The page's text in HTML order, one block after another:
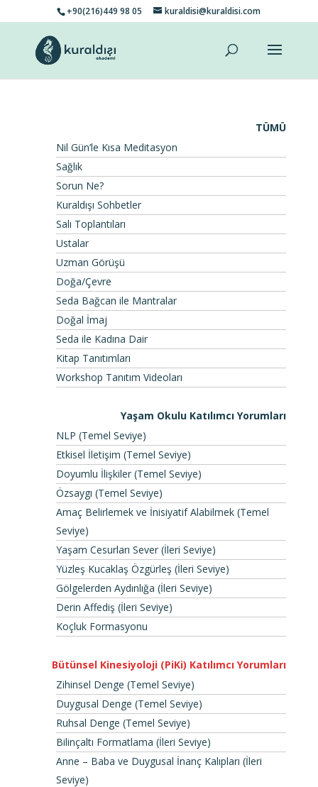
+90(216)449 98 05 kuraldisi@kuraldisi.com
TÜMÜ
Nil Gün’le Kısa Meditasyon
Sağlık
Sorun Ne?
Kuraldışı Sohbetler
Salı Toplantıları
Ustalar
Uzman Görüşü
Doğa/Çevre
Seda Bağcan ile Mantralar
Doğal İmaj
Seda ile Kadına Dair
Kitap Tanıtımları
Workshop Tanıtım Videoları
Yaşam Okulu Katılımcı Yorumları
NLP (Temel Seviye)
Etkisel İletişim (Temel Seviye)
Doyumlu İlişkiler (Temel Seviye)
Özsaygı (Temel Seviye)
Amaç Belirlemek ve İnisiyatif Alabilmek (Temel
Seviye)
Yaşam Cesurları Sever (İleri Seviye)
Yüzleş Kucaklaş Özgürleş (İleri Seviye)
Gölgelerden Aydınlığa (İleri Seviye)
Derin Affediş (İleri Seviye)
Koçluk Formasyonu
Bütünsel Kinesiyoloji (PiKi) Katılımcı Yorumları
Zihinsel Denge (Temel Seviye)
Duygusal Denge (Temel Seviye)
Ruhsal Denge (Temel Seviye)
Bilinçaltı Formatlama (İleri Seviye)
Anne – Baba ve Duygusal İnanç Kalıpları (İleri
Seviye)